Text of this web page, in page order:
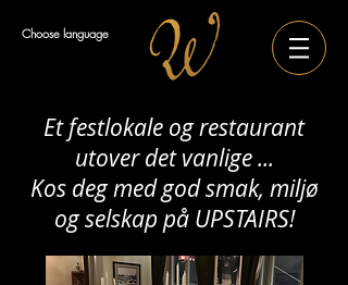
Choose language
Et festlokale og restaurant
utover det vanlige ...
Kos deg med god smak, miljø
og selskap på UPSTAIRS!